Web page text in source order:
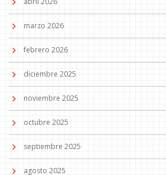
marzo 2026
febrero 2026
diciembre 2025
noviembre 2025
octubre 2025
septiembre 2025
agosto 2025